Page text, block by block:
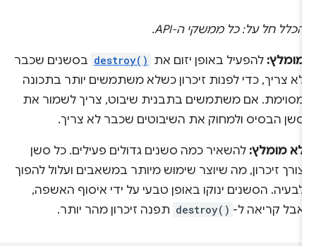
הכלל חל על: כל ממשקי ה-API.
מומלץ:להפעיל באופן יזום את destroy() בסשנים שכבר
לא צריך, כדי לפנות זיכרון כשלא משתמשים יותר בתכונה
מסוימת. אם משתמשים בתבנית שיבוט, צריך לשמור את
סשן הבסיס ולמחוק את השיבוטים שכבר לא צריך.
לא מומלץ:להשאיר כמה סשנים גדולים פעילים. כל סשן
צורך זיכרון, מה שיוצר שימוש מיותר במשאבים ועלול להפוך
לבעיה. הסשנים ינוקו באופן טבעי על ידי איסוף האשפה,
אבל קריאה ל- destroy() תפנה זיכרון מהר יותר.